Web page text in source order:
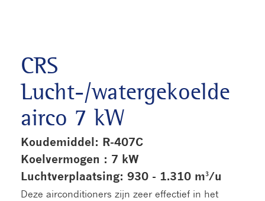
CRS
Lucht-/watergekoelde
airco 7 kW
Koudemiddel: R-407C
Koelvermogen : 7 kW
Luchtverplaatsing: 930 - 1.310 m³/u
Deze airconditioners zijn zeer effectief in het